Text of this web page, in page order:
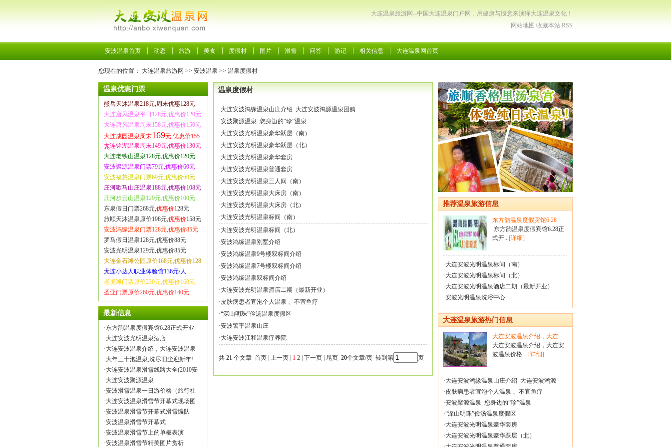
大连温泉旅游网--中国大连温泉门户网，用健康与惬意来演绎大连温泉文化！
网站地图 收藏本站 RSS
安波温泉首页 动态 旅游 美食 度假村 图片 滑雪 问答 游记 相关信息 大连温泉网首页
您现在的位置： 大连温泉旅游网 >> 安波温泉 >> 温泉度假村
温泉优惠门票
熊岳天沐温泉218元,周末优惠128元
大连唐风温泉平日128元,优惠价120元
大连唐风温泉周末158元,优惠价150元
大连成园温泉周末169元,优惠价155
元
大连铭湖温泉周末149元,优惠价130元
大连老铁山温泉128元,优惠价120元
安波聚源温泉门票79元,优惠价60元
安波福慧温泉门票69元,优惠价60元
庄河歇马山庄温泉188元,优惠价108元
庄河步云山温泉129元,优惠价100元
东泉假日门票268元,优惠价128元
旅顺天沐温泉原价198元,优惠价158元
安波鸿缘温泉门票128元,优惠价85元
罗马假日温泉128元,优惠价88元
安波光明温泉129元,优惠价85元
大连金石滩公园原价168元,优惠价128
元
大连小达人职业体验馆136元/人
老虎滩门票原价230元,优惠价160元
圣亚门票原价260元,优惠价140元
最新信息
·东方韵温泉度假宾馆6.28正式开业
·大连安波光明温泉酒店
·大连安波温泉介绍，大连安波温泉
·大年三十泡温泉,洗尽旧尘迎新年!
·大连安波温泉滑雪线路大全(2010安
·大连安波聚源温泉
·安波滑雪温泉一日游价格（旅行社
·大连安波温泉滑雪节开幕式现场图
·安波温泉滑雪节开幕式滑雪编队
·安波温泉滑雪节开幕式
·安波温泉滑雪节上的单板表演
·安波温泉滑雪节精美图片赏析
温泉度假村
·大连安波鸿缘温泉山庄介绍 大连安波鸿源温泉团购
·安波聚源温泉 您身边的“珍”温泉
·大连安波光明温泉豪华跃层（南）
·大连安波光明温泉豪华跃层（北）
·大连安波光明温泉豪华套房
·大连安波光明温泉普通套房
·大连安波光明温泉三人间（南）
·大连安波光明温泉大床房（南）
·大连安波光明温泉大床房（北）
·大连安波光明温泉标间（南）
·大连安波光明温泉标间（北）
·安波鸿缘温泉别墅介绍
·安波鸿缘温泉9号楼双标间介绍
·安波鸿缘温泉7号楼双标间介绍
·安波鸿缘温泉双标间介绍
·大连安波光明温泉酒店二期（最新开业）
·皮肤病患者宜泡个人温泉 、不宜鱼疗
·“深山明珠”俭汤温泉度假区
·安波警平温泉山庄
·大连安波江和温泉疗养院
共 21 个文章 首页 | 上一页 | 1 2 下一页 尾页 20个文章/页 转到第 页
推荐温泉旅游信息
东方韵温泉度假宾馆6.28
东方韵温泉度假宾馆6.28正
式开...[详细]
·大连安波光明温泉标间（南）
·大连安波光明温泉标间（北）
·大连安波光明温泉酒店二期（最新开业）
·安波光明温泉洗浴中心
大连温泉旅游热门信息
大连安波温泉介绍，大连
大连安波温泉介绍，大连安
波温泉价格 ...[详细]
·大连安波鸿缘温泉山庄介绍 大连安波鸿源
·皮肤病患者宜泡个人温泉 、不宜鱼疗
·安波聚源温泉 您身边的“珍”温泉
·“深山明珠”俭汤温泉度假区
·大连安波光明温泉豪华套房
·大连安波光明温泉豪华跃层（北）